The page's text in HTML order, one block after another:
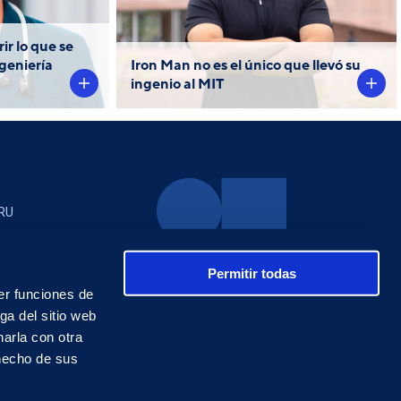
funciones de
del sitio web
con otra
de sus
Permitir todas
lo que se
Iron Man no es el único que llevó su
ingenio al MIT
18 jóvenes seleccionados
para llevar un curso en el MIT.